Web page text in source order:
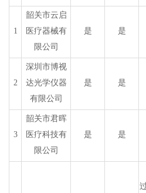
1
韶关市云启
医疗器械有
限公司
是 是
2
深圳市博视
达光学仪器
有限公司
是 是
3
韶关市君晖
医疗科技有
限公司
是 是